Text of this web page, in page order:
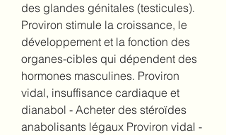
des glandes génitales (testicules).
Proviron stimule la croissance, le
développement et la fonction des
organes-cibles qui dépendent des
hormones masculines. Proviron
vidal, insuffisance cardiaque et
dianabol - Acheter des stéroïdes
anabolisants légaux Proviron vidal -